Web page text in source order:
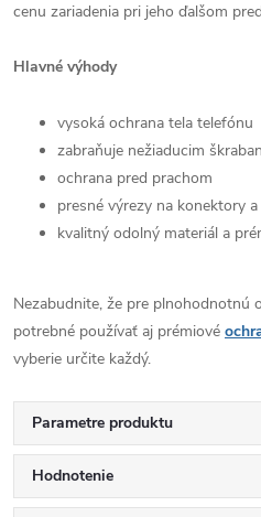
cenu zariadenia pri jeho ďalšom
Hlavné výhody
vysoká ochrana tela telefónu
zabraňuje nežiaducim
ochrana pred prachom
presné výrezy na konektory
kvalitný odolný materiál a
Nezabudnite, že pre plnohodnotnú
potrebné používať aj prémiové
vyberie určite každý.
Parametre produktu
Hodnotenie